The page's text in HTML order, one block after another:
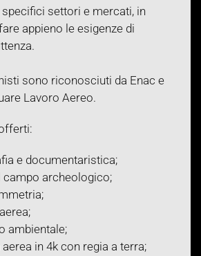
settori e mercati, in
appieno le esigenze di
sono riconosciuti da Enac e
Lavoro Aereo.
e documentaristica;
campo archeologico;
ambientale;
in 4k con regia a terra;